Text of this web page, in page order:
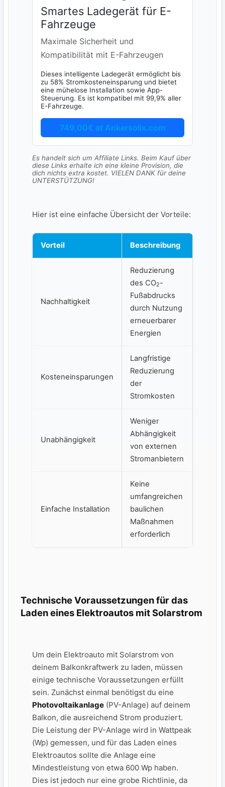
Smartes Ladegerät für E-
Fahrzeuge
Maximale Sicherheit und
Kompatibilität mit E-Fahrzeugen
Dieses intelligente Ladegerät ermöglicht bis
zu 58% Stromkosteneinsparung und bietet
eine mühelose Installation sowie App-
Steuerung. Es ist kompatibel mit 99,9% aller
E-Fahrzeuge.
749,00€ at Ankersolix.com
Es handelt sich um Affiliate Links. Beim Kauf über
diese Links erhalte ich eine kleine Provision, die
dich nichts extra kostet. VIELEN DANK für deine
UNTERSTÜTZUNG!
Hier ist eine einfache Übersicht ‍der Vorteile:
Vorteil Beschreibung
Nachhaltigkeit
Reduzierung
des ‌CO2-
Fußabdrucks
durch Nutzung
erneuerbarer
Energien
Kosteneinsparungen
Langfristige
Reduzierung
‌der
Stromkosten
Unabhängigkeit
Weniger⁤
Abhängigkeit
von externen
Stromanbietern
Einfache Installation
Keine
umfangreichen
baulichen
Maßnahmen
erforderlich
Technische Voraussetzungen‍ für das
Laden eines Elektroautos mit Solarstrom
Um dein Elektroauto mit‍ Solarstrom von
deinem⁤ Balkonkraftwerk⁤ zu laden, müssen‌
einige⁣ technische Voraussetzungen erfüllt
sein. ​Zunächst⁣ einmal benötigst du eine⁤
Photovoltaikanlage(PV-Anlage) ⁣auf deinem
Balkon, ⁤die ausreichend Strom ⁢produziert.
Die⁢ Leistung der PV-Anlage⁤ wird in Wattpeak
(Wp) gemessen, ⁤und für das Laden eines
Elektroautos sollte die Anlage eine
Mindestleistung von ⁤etwa⁣ 600 Wp haben.
Dies ist jedoch⁢ nur ⁣eine⁤ grobe Richtlinie, da‌